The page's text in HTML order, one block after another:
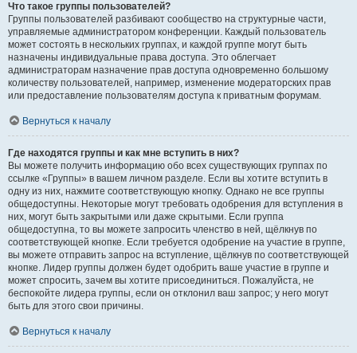
Что такое группы пользователей?
Группы пользователей разбивают сообщество на структурные части,
управляемые администратором конференции. Каждый пользователь
может состоять в нескольких группах, и каждой группе могут быть
назначены индивидуальные права доступа. Это облегчает
администраторам назначение прав доступа одновременно большому
количеству пользователей, например, изменение модераторских прав
или предоставление пользователям доступа к приватным форумам.
Вернуться к началу
Где находятся группы и как мне вступить в них?
Вы можете получить информацию обо всех существующих группах по
ссылке «Группы» в вашем личном разделе. Если вы хотите вступить в
одну из них, нажмите соответствующую кнопку. Однако не все группы
общедоступны. Некоторые могут требовать одобрения для вступления в
них, могут быть закрытыми или даже скрытыми. Если группа
общедоступна, то вы можете запросить членство в ней, щёлкнув по
соответствующей кнопке. Если требуется одобрение на участие в группе,
вы можете отправить запрос на вступление, щёлкнув по соответствующей
кнопке. Лидер группы должен будет одобрить ваше участие в группе и
может спросить, зачем вы хотите присоединиться. Пожалуйста, не
беспокойте лидера группы, если он отклонил ваш запрос; у него могут
быть для этого свои причины.
Вернуться к началу